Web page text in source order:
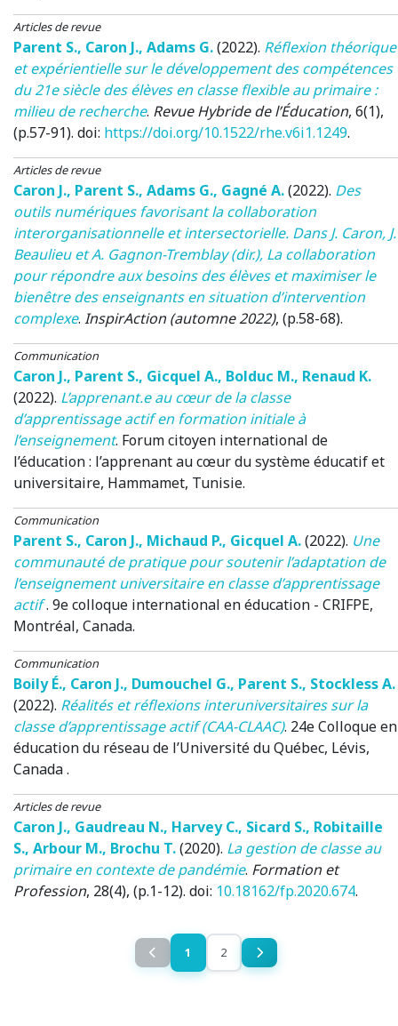
Articles de revue
Parent S., Caron J., Adams G.(2022). Réflexion théorique
et expérientielle sur le développement des compétences
du 21e siècle des élèves en classe flexible au primaire :
milieu de recherche. Revue Hybride de l’Éducation, 6(1),
(p.57-91). doi: https://doi.org/10.1522/rhe.v6i1.1249.
Articles de revue
Caron J., Parent S., Adams G., Gagné A.(2022). Des
outils numériques favorisant la collaboration
interorganisationnelle et intersectorielle. Dans J. Caron, J.
Beaulieu et A. Gagnon-Tremblay (dir.), La collaboration
pour répondre aux besoins des élèves et maximiser le
bienêtre des enseignants en situation d’intervention
complexe. InspirAction (automne 2022), (p.58-68).
Communication
Caron J., Parent S., Gicquel A., Bolduc M., Renaud K.
(2022). L’apprenant.e au cœur de la classe
d’apprentissage actif en formation initiale à
l’enseignement. Forum citoyen international de
l’éducation : l’apprenant au cœur du système éducatif et
universitaire, Hammamet, Tunisie.
Communication
Parent S., Caron J., Michaud P., Gicquel A.(2022). Une
communauté de pratique pour soutenir l’adaptation de
l’enseignement universitaire en classe d’apprentissage
actif. 9e colloque international en éducation - CRIFPE,
Montréal, Canada.
Communication
Boily É., Caron J., Dumouchel G., Parent S., Stockless A.
(2022). Réalités et réflexions interuniversitaires sur la
classe d’apprentissage actif (CAA-CLAAC). 24e Colloque en
éducation du réseau de l’Université du Québec, Lévis,
Canada .
Articles de revue
Caron J., Gaudreau N., Harvey C., Sicard S., Robitaille
S., Arbour M., Brochu T.(2020). La gestion de classe au
primaire en contexte de pandémie. Formation et
Profession, 28(4), (p.1-12). doi: 10.18162/fp.2020.674.
1 2